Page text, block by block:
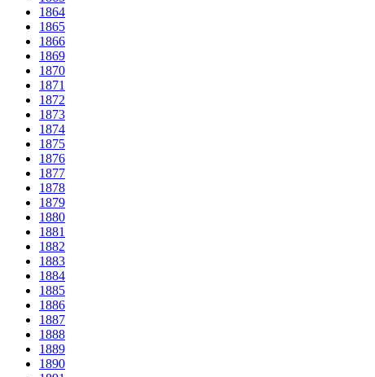
1864
1865
1866
1869
1870
1871
1872
1873
1874
1875
1876
1877
1878
1879
1880
1881
1882
1883
1884
1885
1886
1887
1888
1889
1890